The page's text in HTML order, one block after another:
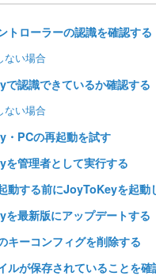
トローラーの認識を確認する
ない場合
認識できているか確認する
ない場合
PCの再起動を試す
管理者として実行する
動する前にJoyToKeyを起動
最新版にアップデートする
キーコンフィグを削除する
ルが保存されていることを確